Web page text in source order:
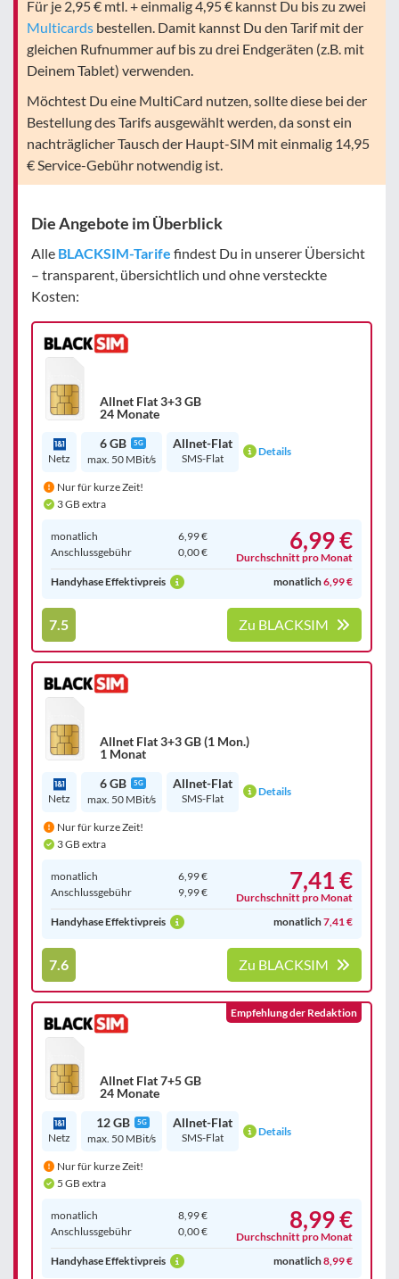
Für je 2,95 € mtl. + einmalig 4,95 € kannst Du bis zu zwei
Multicards bestellen. Damit kannst Du den Tarif mit der
gleichen Rufnummer auf bis zu drei Endgeräten (z.B. mit
Deinem Tablet) verwenden.
Möchtest Du eine MultiCard nutzen, sollte diese bei der
Bestellung des Tarifs ausgewählt werden, da sonst ein
nachträglicher Tausch der Haupt-SIM mit einmalig 14,95
€ Service-Gebühr notwendig ist.
Die Angebote im Überblick
Alle BLACKSIM-Tarife findest Du in unserer Übersicht
– transparent, übersichtlich und ohne versteckte
Kosten:
Allnet Flat 3+3 GB
24 Monate
Netz
6 GB 5G
max. 50 MBit/s
Allnet-Flat
SMS-Flat Details
Nur für kurze Zeit!
3 GB extra
monatlich
6,99 €
Anschluss­gebühr
0,00 € 6,99 €
Durchschnitt pro Monat
Handyhase Effektivpreis
monatlich6,99 €
7.5 Zu BLACKSIM
Allnet Flat 3+3 GB (1 Mon.)
1 Monat
Netz
6 GB 5G
max. 50 MBit/s
Allnet-Flat
SMS-Flat Details
Nur für kurze Zeit!
3 GB extra
monatlich
6,99 €
Anschluss­gebühr
9,99 € 7,41 €
Durchschnitt pro Monat
Handyhase Effektivpreis
monatlich7,41 €
7.6 Zu BLACKSIM
Allnet Flat 7+5 GB
24 Monate
Empfehlung der Redaktion
Netz
12 GB 5G
max. 50 MBit/s
Allnet-Flat
SMS-Flat Details
Nur für kurze Zeit!
5 GB extra
monatlich
8,99 €
Anschluss­gebühr
0,00 € 8,99 €
Durchschnitt pro Monat
Handyhase Effektivpreis
monatlich8,99 €